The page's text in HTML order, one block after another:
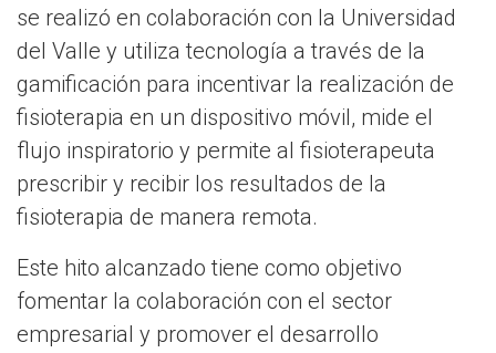
se realizó en colaboración con la Universidad
del Valle y utiliza tecnología a través de la
gamificación para incentivar la realización de
fisioterapia en un dispositivo móvil, mide el
flujo inspiratorio y permite al fisioterapeuta
prescribir y recibir los resultados de la
fisioterapia de manera remota.
Este hito alcanzado tiene como objetivo
fomentar la colaboración con el sector
empresarial y promover el desarrollo